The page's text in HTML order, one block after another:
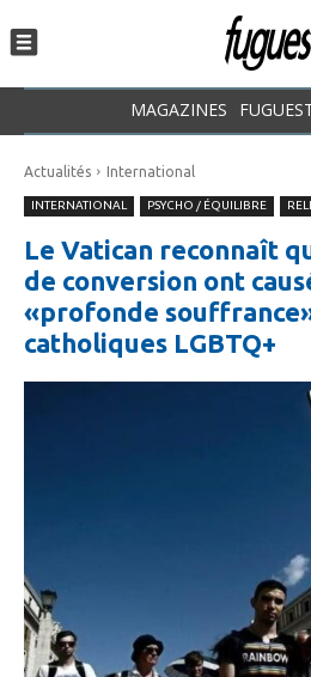
MAGAZINES
Actualités International
INTERNATIONAL PSYCHO / ÉQUILIBRE
Le Vatican reconnaît
de conversion ont
«profonde
catholiques LGBTQ+